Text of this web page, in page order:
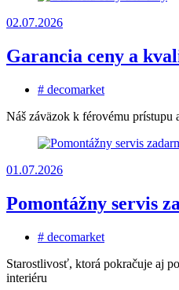
02.07.2026
Garancia ceny a
# decomarket
Náš záväzok k férovému prístupu
01.07.2026
Pomontážny servis
# decomarket
Starostlivosť, ktorá pokračuje aj
interiéru